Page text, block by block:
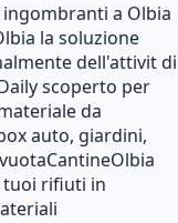
a Olbia
la soluzione
dell'attivit di
scoperto per
da
auto, giardini,
tuoi rifiuti in